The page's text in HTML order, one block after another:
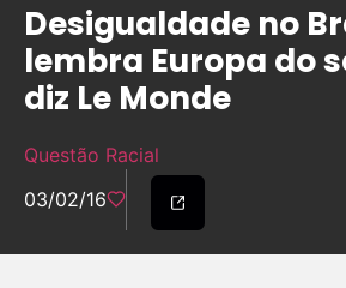
Desigualdade no
lembra Europa do
diz Le Monde
Questão Racial
03/02/16